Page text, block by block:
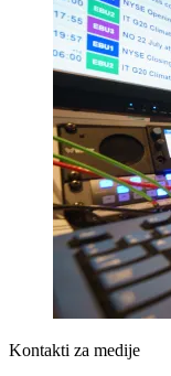
Kontakti za medije